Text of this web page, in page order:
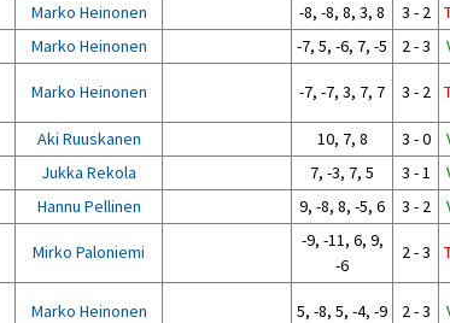
Marko Heinonen -8, -8, 8, 3, 8 3 - 2
Marko Heinonen -7, 5, -6, 7, -5 2 - 3
Marko Heinonen -7, -7, 3, 7, 7 3 - 2
Aki Ruuskanen 10, 7, 8 3 - 0
Jukka Rekola 7, -3, 7, 5 3 - 1
Hannu Pellinen 9, -8, 8, -5, 6 3 - 2
Mirko Paloniemi
-9, -11, 6, 9,
-6
2 - 3
Marko Heinonen 5, -8, 5, -4, -9 2 - 3